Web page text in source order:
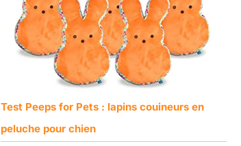
Test Peeps for Pets : lapins couineurs en
peluche pour chien